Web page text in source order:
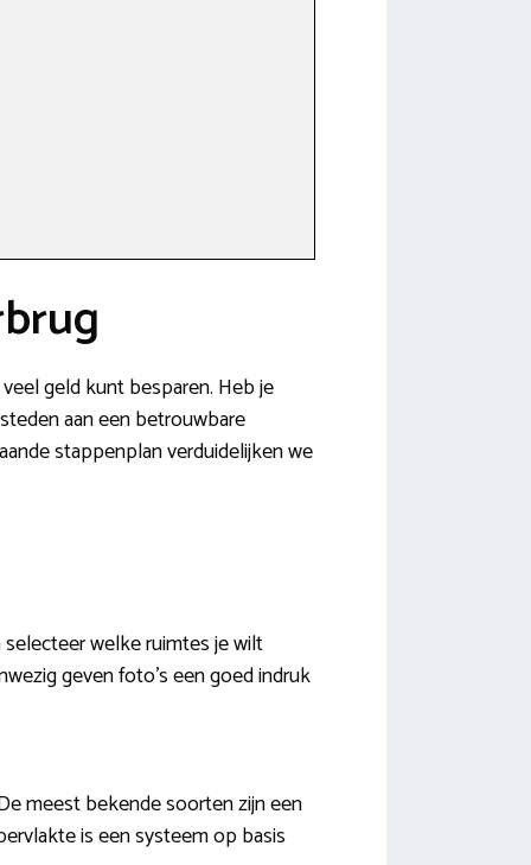
geld kunt besparen. Heb je
aan een betrouwbare
stappenplan verduidelijken we
welke ruimtes je wilt
geven foto’s een goed indruk
meest bekende soorten zijn een
is een systeem op basis